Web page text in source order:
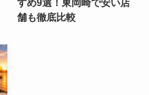
すめ9選！東岡崎で安い店
舗も徹底比較